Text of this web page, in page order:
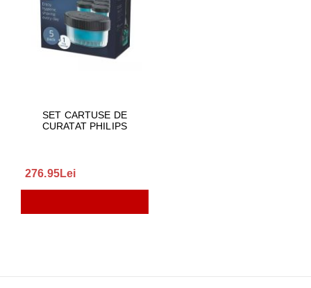
SET CARTUSE DE
CURATAT PHILIPS
276.95Lei